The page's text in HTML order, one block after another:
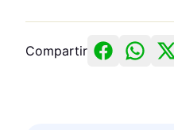
Compartir